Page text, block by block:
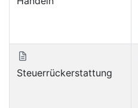
Steuerrückerstattung